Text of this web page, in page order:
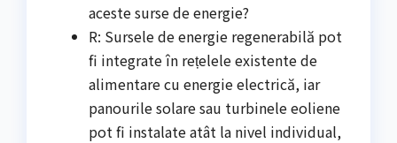
aceste surse de energie?
R: Sursele de energie regenerabilă pot
fi integrate în rețelele existente de
alimentare cu energie electrică, iar
panourile solare sau turbinele eoliene
pot fi instalate atât la nivel individual,